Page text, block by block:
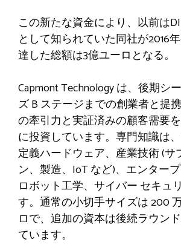
この新たな資金により、以前は
として知られていた同社が2016
達した総額は3億ユーロとなる。
Capmont Technology は、後期シ
ズ B ステージまでの創業者と提
の牽引力と実証済みの顧客需要
に投資しています。専門知識は
定義ハードウェア、産業技術 (サ
ン、製造、IoT など)、エンタープ
ロボット工学、サイバー セキュ
す。通常の小切手サイズは 200
ロで、追加の資本は後続ラウン
ています。